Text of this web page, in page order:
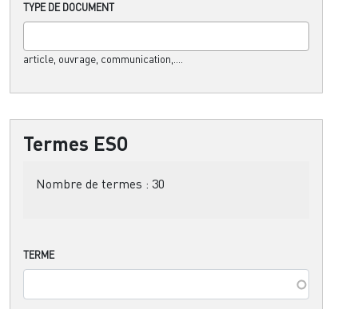
TYPE DE DOCUMENT
article, ouvrage, communication,....
Termes ESO
Nombre de termes : 30
TERME